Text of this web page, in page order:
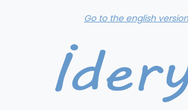
Go to the english version